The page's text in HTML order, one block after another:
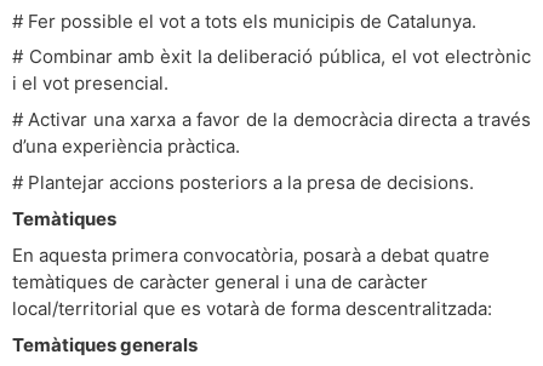
# Fer possible el vot a tots els municipis de Catalunya.
# Combinar amb èxit la deliberació pública, el vot electrònic
i el vot presencial.
# Activar una xarxa a favor de la democràcia directa a través
d’una experiència pràctica.
# Plantejar accions posteriors a la presa de decisions.
Temàtiques
En aquesta primera convocatòria, posarà a debat quatre
temàtiques de caràcter general i una de caràcter
local/territorial que es votarà de forma descentralitzada:
Temàtiques generals